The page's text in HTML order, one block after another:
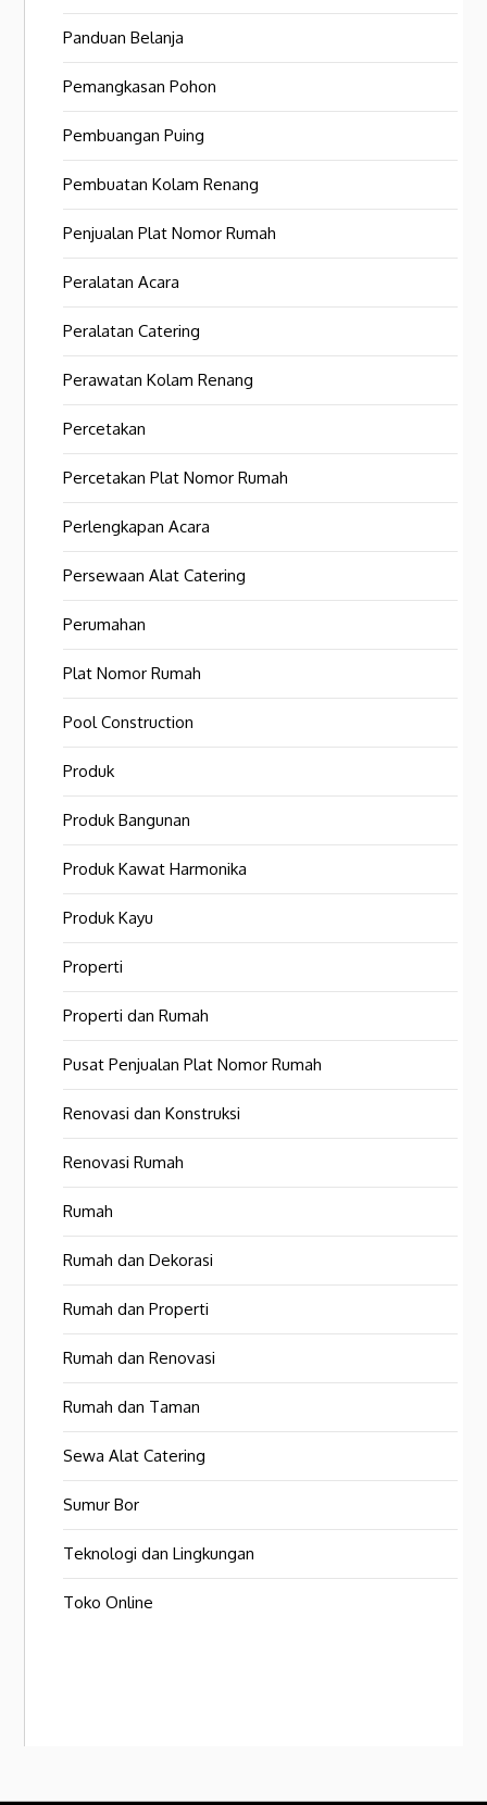
Panduan Belanja
Pemangkasan Pohon
Pembuangan Puing
Pembuatan Kolam Renang
Penjualan Plat Nomor Rumah
Peralatan Acara
Peralatan Catering
Perawatan Kolam Renang
Percetakan
Percetakan Plat Nomor Rumah
Perlengkapan Acara
Persewaan Alat Catering
Perumahan
Plat Nomor Rumah
Pool Construction
Produk
Produk Bangunan
Produk Kawat Harmonika
Produk Kayu
Properti
Properti dan Rumah
Pusat Penjualan Plat Nomor Rumah
Renovasi dan Konstruksi
Renovasi Rumah
Rumah
Rumah dan Dekorasi
Rumah dan Properti
Rumah dan Renovasi
Rumah dan Taman
Sewa Alat Catering
Sumur Bor
Teknologi dan Lingkungan
Toko Online